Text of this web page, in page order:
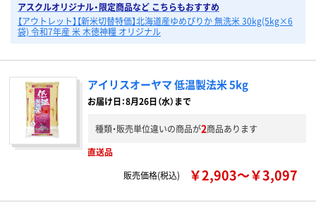
アスクルオリジナル・限定商品など こちらもおすすめ
【アウトレット】【新米切替特価】北海道産ゆめぴりか 無洗米 30kg(5kg×6
袋) 令和7年産 米 木徳神糧 オリジナル
アイリスオーヤマ 低温製法米 5kg
お届け日：8月26日（水）まで
種類・販売単位違いの商品が2商品あります
直送品
販売価格(税込)
￥2,903～￥3,097